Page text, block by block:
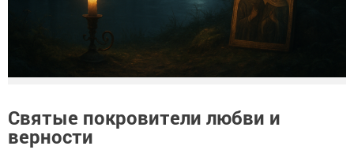
Святые покровители любви и
верности